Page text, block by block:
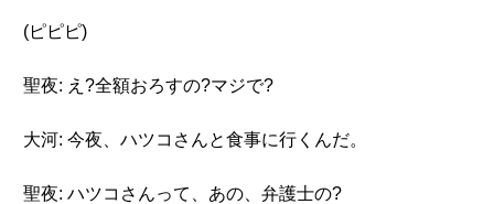
(ピピピ)
聖夜: え?全額おろすの?マジで?
大河: 今夜、ハツコさんと食事に行くんだ。
聖夜: ハツコさんって、あの、弁護士の?